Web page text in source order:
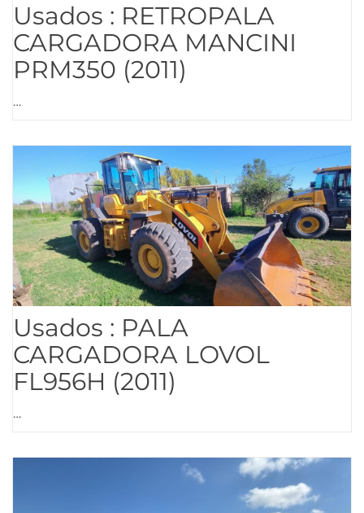
Usados : RETROPALA
CARGADORA MANCINI
PRM350 (2011)
…
Usados : PALA
CARGADORA LOVOL
FL956H (2011)
…